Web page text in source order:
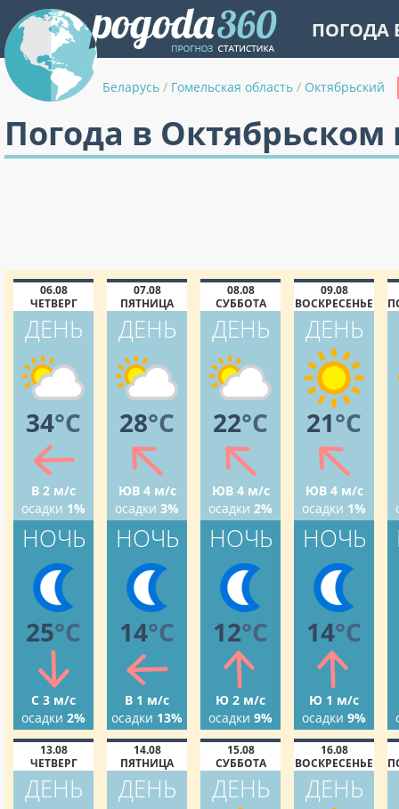
ПОГОДА
Беларусь / Гомельская область / Октябрьский
Погода в Октябрьском
06.08
ЧЕТВЕРГ
ДЕНЬ
34°C
В 2 м/с
осадки 1%
НОЧЬ
25°C
С 3 м/с
осадки 2%
07.08
ПЯТНИЦА
ДЕНЬ
28°C
ЮВ 4 м/с
осадки 3%
НОЧЬ
14°C
В 1 м/с
осадки 13%
08.08
СУББОТА
ДЕНЬ
22°C
ЮВ 4 м/с
осадки 2%
НОЧЬ
12°C
Ю 2 м/с
осадки 9%
09.08
ВОСКРЕСЕНЬЕ
ДЕНЬ
21°C
ЮВ 4 м/с
осадки 1%
НОЧЬ
14°C
Ю 1 м/с
осадки 9%
13.08
ЧЕТВЕРГ
ДЕНЬ
14.08
ПЯТНИЦА
ДЕНЬ
15.08
СУББОТА
ДЕНЬ
16.08
ВОСКРЕСЕНЬЕ
ДЕНЬ